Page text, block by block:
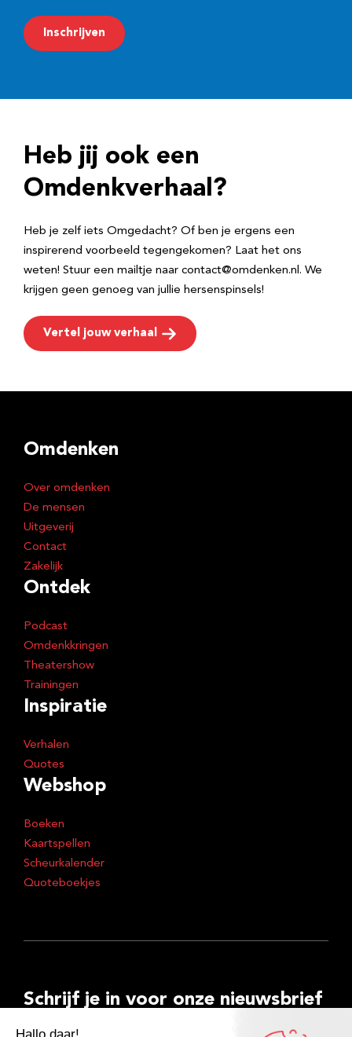
m
a
r
e
Inschrijven
Heb jij ook een
Omdenkverhaal?
Heb je zelf iets Omgedacht? Of ben je ergens een
inspirerend voorbeeld tegengekomen? Laat het ons
weten! Stuur een mailtje naar contact@omdenken.nl. We
krijgen geen genoeg van jullie hersenspinsels!
Vertel jouw verhaal
Omdenken
Over omdenken
De mensen
Uitgeverij
Contact
Zakelijk
Ontdek
Podcast
Omdenkkringen
Theatershow
Trainingen
Inspiratie
Verhalen
Quotes
Webshop
Boeken
Kaartspellen
Scheurkalender
Quoteboekjes
Schrijf je in voor onze nieuwsbrief